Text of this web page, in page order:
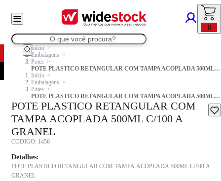
0
Início
Embalagens
Potes
POTE PLASTICO RETANGULAR COM TAMPA ACOPLADA 500ML C/100 A GRANEL
Início
Embalagens
Potes
POTE PLASTICO RETANGULAR COM TAMPA ACOPLADA 500ML C/100 A GRANEL
POTE PLASTICO RETANGULAR COM
TAMPA ACOPLADA 500ML C/100 A
GRANEL
CODIGO: 1456
Detalhes:
POTE PLASTICO RETANGULAR COM TAMPA ACOPLADA 500ML C/100 A
GRANEL